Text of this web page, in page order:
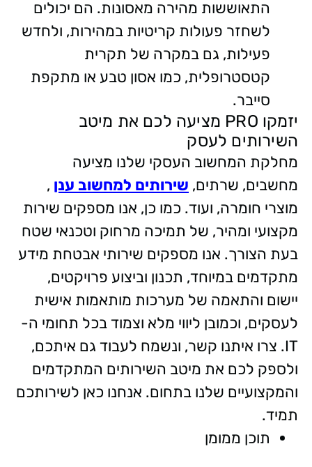
התאוששות מהירה מאסונות. הם יכולים
לשחזר פעולות קריטיות במהירות, ולחדש
פעילות, גם במקרה של תקרית
קטסטרופלית, כמו אסון טבע או מתקפת
סייבר.
יזמקו PRO מציעה לכם את מיטב
השירותים לעסק
מחלקת המחשוב העסקי שלנו מציעה
מחשבים, שרתים, שירותים למחשוב ענן ,
מוצרי חומרה, ועוד. כמו כן, אנו מספקים שירות
מקצועי ומהיר, של תמיכה מרחוק וטכנאי שטח
בעת הצורך. אנו מספקים שירותי אבטחת מידע
מתקדמים במיוחד, תכנון וביצוע פרויקטים,
יישום והתאמה של מערכות מותאמות אישית
לעסקים, וכמובן ליווי מלא וצמוד בכל תחומי ה-
IT. צרו איתנו קשר, ונשמח לעבוד גם איתכם,
ולספק לכם את מיטב השירותים המתקדמים
והמקצועיים שלנו בתחום. אנחנו כאן לשירותכם
תמיד.
תוכן ממומן